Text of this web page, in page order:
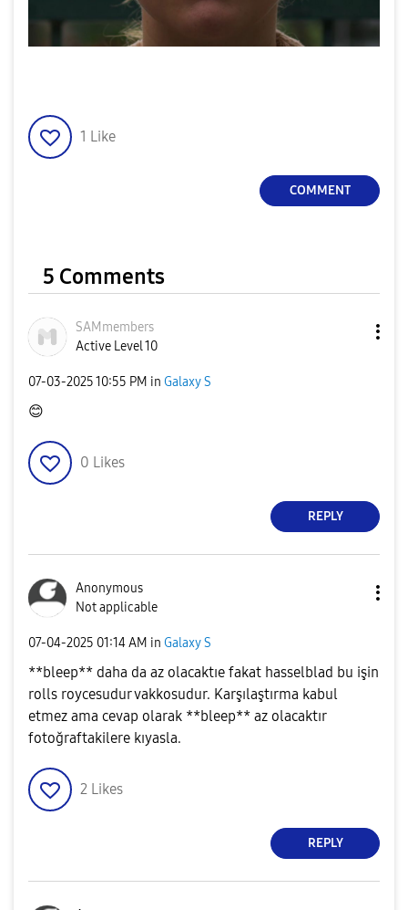
1 Like
COMMENT
5 Comments
SAMmembers
Active Level 10
‎07-03-202510:55 PM in Galaxy S
😊
0 Likes
REPLY
Anonymous
Not applicable
‎07-04-2025 01:14 AM in Galaxy S
**bleep** daha da az olacaktıe fakat hasselblad bu işin
rolls roycesudur vakkosudur. Karşılaştırma kabul
etmez ama cevap olarak **bleep** az olacaktır
fotoğraftakilere kıyasla.
2 Likes
REPLY